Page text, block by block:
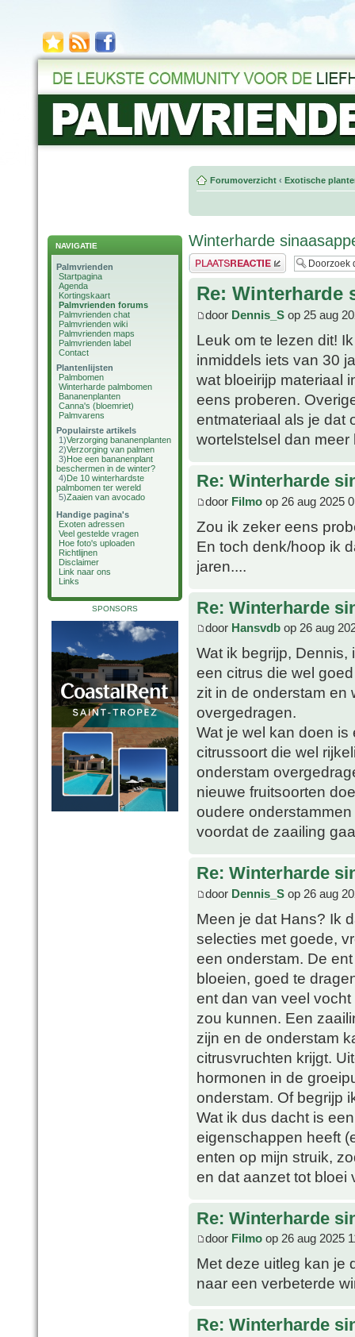
NAVIGATIE
Palmvrienden
Startpagina
Agenda
Kortingskaart
Palmvrienden forums
Palmvrienden chat
Palmvrienden wiki
Palmvrienden maps
Palmvrienden label
Contact
Plantenlijsten
Palmbomen
Winterharde palmbomen
Bananenplanten
Canna's (bloemriet)
Palmvarens
Populairste artikels
1)Verzorging bananenplanten
2)Verzorging van palmen
3)Hoe een bananenplant
beschermen in de winter?
4)De 10 winterhardste
palmbomen ter wereld
5)Zaaien van avocado
Handige pagina's
Exoten adressen
Veel gestelde vragen
Hoe foto's uploaden
Richtlijnen
Disclaimer
Link naar ons
Links
SPONSORS
Forumoverzicht ‹ Exotische
Winterharde
Plaats een reactie
Re: Winterharde
door Dennis_S op 25 aug
Leuk om te lezen dit!
inmiddels iets van 30
wat bloeirijp materiaal
eens proberen.
entmateriaal als je dat
wortelstelsel dan meer
Re: Winterharde
door Filmo op 26 aug 2025
Zou ik zeker eens
En toch denk/hoop ik
jaren....
Re: Winterharde
door Hansvdb op 26 aug
Wat ik begrijp,
een citrus die wel
zit in de onderstam en
overgedragen.
Wat je wel kan doen
citrussoort die wel
onderstam
nieuwe fruitsoorten
oudere
voordat de zaailing
Re: Winterharde
door Dennis_S op 26 aug
Meen je dat Hans? Ik
selecties met goede,
een onderstam. De
bloeien, goed te
ent dan van veel
zou kunnen. Een
zijn en de onderstam
citrusvruchten krijgt.
hormonen in de
onderstam. Of begrijp
Wat ik dus dacht is
eigenschappen heeft
enten op mijn struik,
en dat aanzet tot bloei
Re: Winterharde
door Filmo op 26 aug 2025
Met deze uitleg kan je
naar een verbeterde
Re: Winterharde